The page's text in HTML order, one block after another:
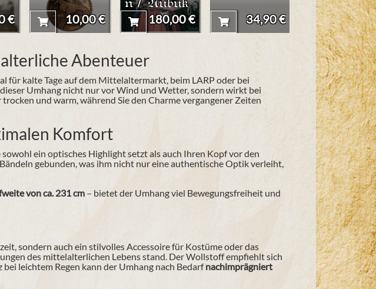
€
10,00 €
n / Nubuk
180,00 €
34,90 € 7,90 €
Abenteuer
kalte Tage auf dem Mittelaltermarkt, beim LARP oder bei
dieser Umhang nicht nur vor Wind und Wetter, sondern wirkt bei
trocken und warm, während Sie den Charme vergangener Zeiten
Komfort
sowohl ein optisches Highlight setzt als auch Ihren Kopf vor den
gebunden, was ihm nicht nur eine authentische Optik verleiht,
von ca. 231 cm – bietet der Umhang viel Bewegungsfreiheit und
sondern auch ein stilvolles Accessoire für Kostüme oder das
des mittelalterlichen Lebens stand. Der Wollstoff empfiehlt sich
leichtem Regen kann der Umhang nach Bedarfnachimprägniert